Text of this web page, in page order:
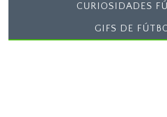
CURIOSIDADES
GIFS DE